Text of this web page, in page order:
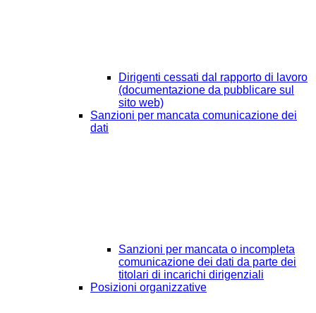
Dirigenti cessati dal rapporto di lavoro
(documentazione da pubblicare sul
sito web)
Sanzioni per mancata comunicazione dei
dati
Sanzioni per mancata o incompleta
comunicazione dei dati da parte dei
titolari di incarichi dirigenziali
Posizioni organizzative